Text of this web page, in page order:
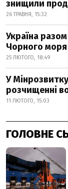
знищили
26 ТРАВНЯ, 15:32
Україна
Чорного моря
25 ЛЮТОГО, 18:49
У
розчищенні
11 ЛЮТОГО, 15:03
ГОЛОВНЕ